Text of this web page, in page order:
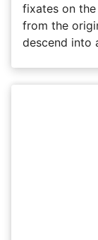
fixates on the
from the
descend into